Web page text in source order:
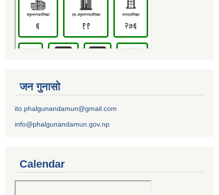
जन गुनासो
ito.phalgunandamun@gmail.com
info@phalgunandamun.gov.np
Calendar